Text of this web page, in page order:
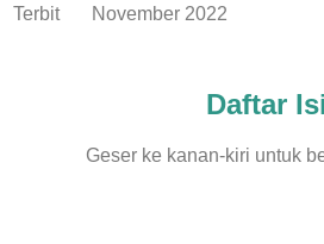
Terbit
November 2022
Daftar Isi
Geser ke kanan-kiri untuk